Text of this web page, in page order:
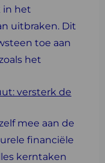
in het
uitbraken. Dit
toe aan
het
versterk de
mee aan de
financiële
kerntaken